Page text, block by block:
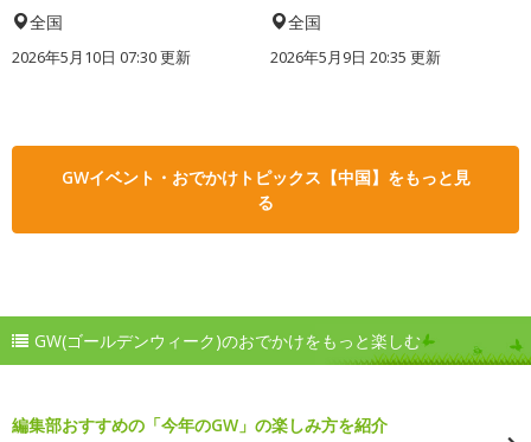
全国
2026年5月10日 07:30 更新
全国
2026年5月9日 20:35 更新
GWイベント・おでかけトピックス【中国】をもっと見
る
GW(ゴールデンウィーク)のおでかけをもっと楽しむ
編集部おすすめの「今年のGW」の楽しみ方を紹介